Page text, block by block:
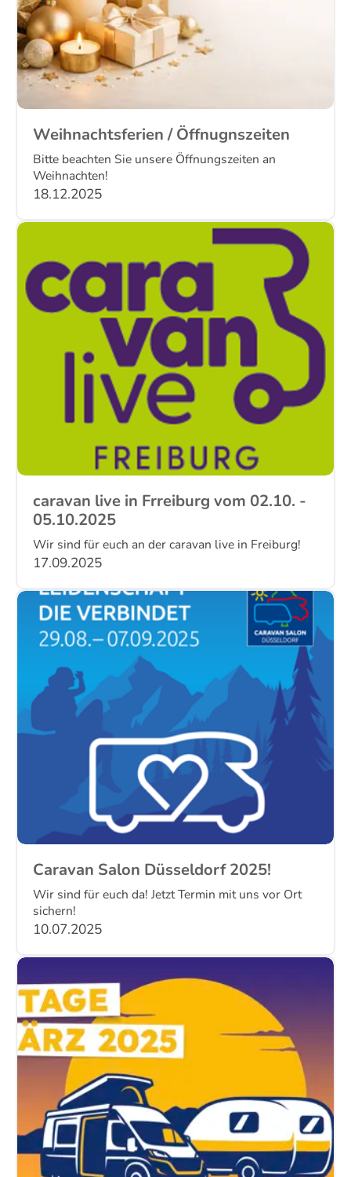
Weihnachtsferien / Öffnugnszeiten
Bitte beachten Sie unsere Öffnungszeiten an
Weihnachten!
18.12.2025
caravan live in Frreiburg vom 02.10. -
05.10.2025
Wir sind für euch an der caravan live in Freiburg!
17.09.2025
Caravan Salon Düsseldorf 2025!
Wir sind für euch da! Jetzt Termin mit uns vor Ort
sichern!
10.07.2025